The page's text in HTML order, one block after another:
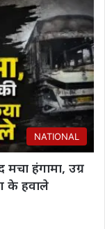
NATIONAL
हंगामा, उग्र
के हवाले